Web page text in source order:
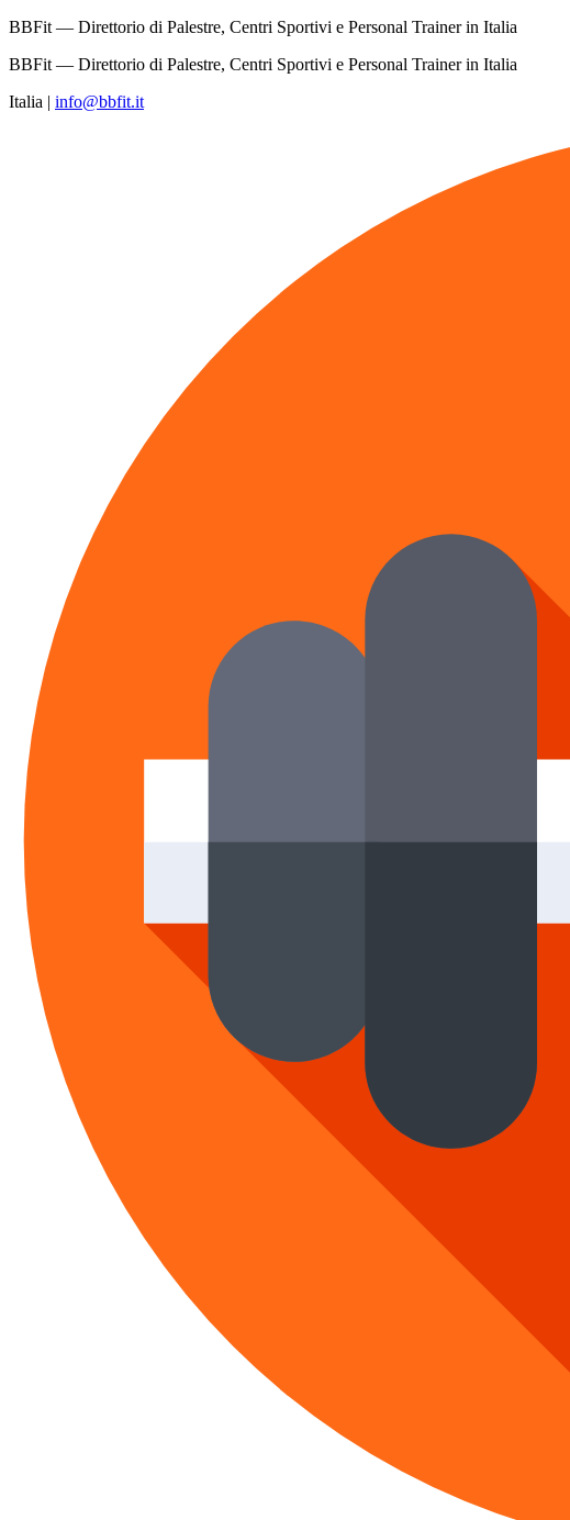
BBFit — Direttorio di Palestre, Centri Sportivi e Personal Trainer in Italia
BBFit — Direttorio di Palestre, Centri Sportivi e Personal Trainer in Italia
Italia | info@bbfit.it